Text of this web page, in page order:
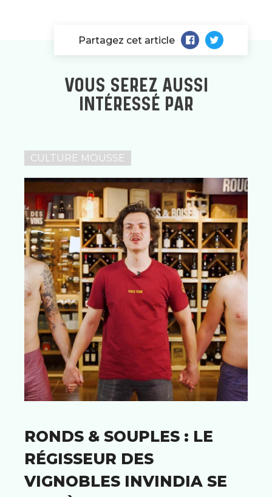
Partagez cet article
VOUS SEREZ AUSSI
INTÉRESSÉ PAR
CULTURE MOUSSE
RONDS & SOUPLES : LE
RÉGISSEUR DES
VIGNOBLES INVINDIA SE